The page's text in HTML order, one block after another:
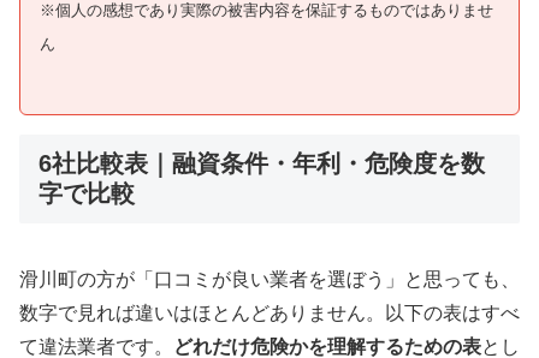
※個人の感想であり実際の被害内容を保証するものではありませ
ん
6社比較表｜融資条件・年利・危険度を数
字で比較
滑川町の方が「口コミが良い業者を選ぼう」と思っても、
数字で見れば違いはほとんどありません。以下の表はすべ
て違法業者です。
どれだけ危険かを理解するための表とし